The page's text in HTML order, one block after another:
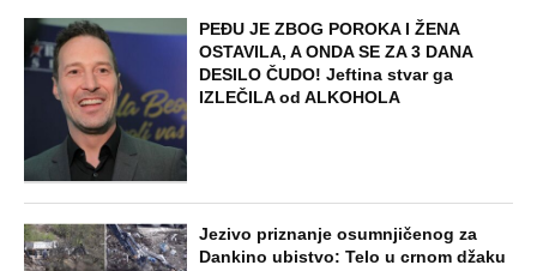
PEĐU JE ZBOG POROKA I ŽENA
OSTAVILA, A ONDA SE ZA 3 DANA
DESILO ČUDO! Jeftina stvar ga
IZLEČILA od ALKOHOLA
Jezivo priznanje osumnjičenog za
Dankino ubistvo: Telo u crnom džaku